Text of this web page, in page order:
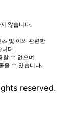
않습니다.
및 이와 관련한
니다.
할 수 없으며
을 수 있습니다.
reserved.